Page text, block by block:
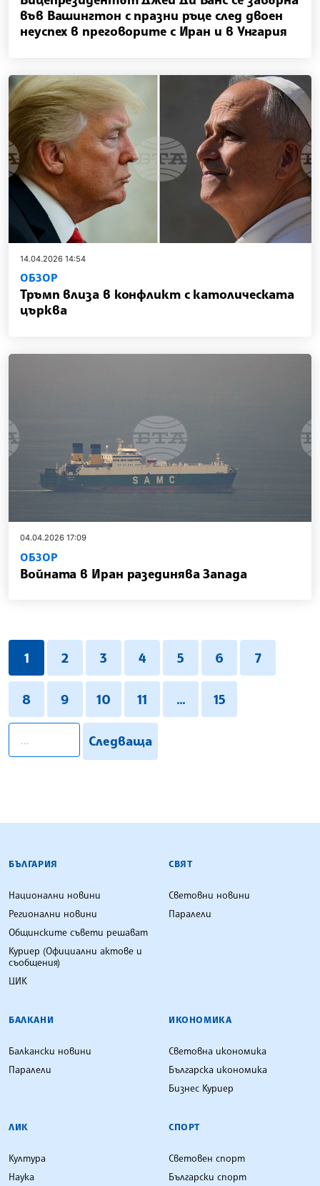
във Вашингтон с празни ръце след двоен
неуспех в преговорите с Иран и в Унгария
14.04.2026 14:54
ОБЗОР
Тръмп влиза в конфликт с католическата
църква
04.04.2026 17:09
ОБЗОР
Войната в Иран разединява Запада
1 2 3 4 5 6 7
8 9 10 11 ... 15
Следваща
БЪЛГАРСКА ТЕЛЕГРАФНА АГЕНЦИЯ
БЪЛГАРИЯ
Национални новини
Регионални новини
Общинските съвети решават
Куриер (Официални актове и
съобщения)
ЦИК
СВЯТ
Световни новини
Паралели
БАЛКАНИ
Балкански новини
Паралели
ИКОНОМИКА
Световна икономика
Българска икономика
Бизнес Куриер
ЛИК
Култура
Наука
СПОРТ
Световен спорт
Български спорт